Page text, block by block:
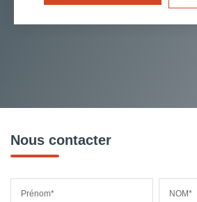
Nous contacter
Prénom* NOM*